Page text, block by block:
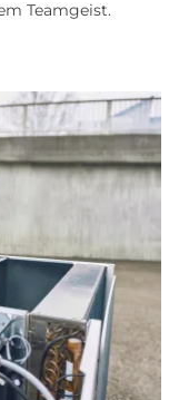
Teamgeist.